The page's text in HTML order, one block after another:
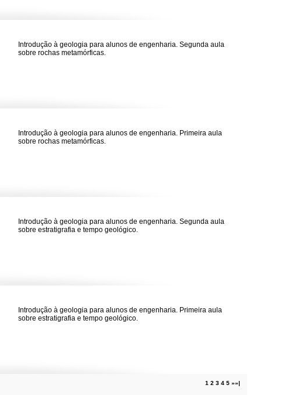
Introdução à geologia para alunos de engenharia. Segunda aula
sobre rochas metamórficas.
Introdução à geologia para alunos de engenharia. Primeira aula
sobre rochas metamórficas.
Introdução à geologia para alunos de engenharia. Segunda aula
sobre estratigrafia e tempo geológico.
Introdução à geologia para alunos de engenharia. Primeira aula
sobre estratigrafia e tempo geológico.
1 2 3 4 5 »»|